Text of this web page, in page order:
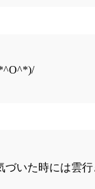
づいた時には雲